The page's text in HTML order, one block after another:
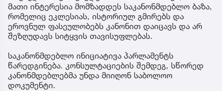
მათი ინტერესია მომზადდეს საკანონმდებლო ბაზა,
რომელიც ეკლესიას, ისტორიულ გმირებს და
ეროვნულ ფასეულობებს კანონით დაიცავს და არ
შეზღუდავს სიტყვის თავისუფლებას.
საკანონმდებლო ინიციატივა პარლამენტს
წარედგინება. კონსულტაციების შემდეგ, სწორედ
კანონმდებლებმა უნდა მიიღონ საბოლოო
დოკუმენტი.